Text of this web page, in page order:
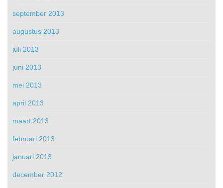
september 2013
augustus 2013
juli 2013
juni 2013
mei 2013
april 2013
maart 2013
februari 2013
januari 2013
december 2012